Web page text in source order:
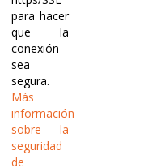
para hacer
que la
conexión
sea
segura.
Más
información
sobre la
seguridad
de